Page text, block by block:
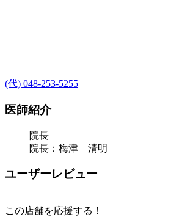
(代) 048-253-5255
医師紹介
院長
院長：梅津 清明
ユーザーレビュー
この店舗を応援する！